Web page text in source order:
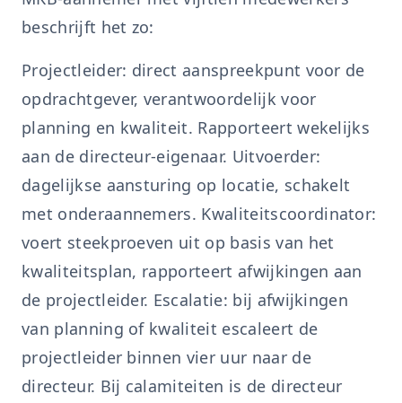
beschrijft het zo:
Projectleider: direct aanspreekpunt voor de
opdrachtgever, verantwoordelijk voor
planning en kwaliteit. Rapporteert wekelijks
aan de directeur-eigenaar. Uitvoerder:
dagelijkse aansturing op locatie, schakelt
met onderaannemers. Kwaliteitscoordinator:
voert steekproeven uit op basis van het
kwaliteitsplan, rapporteert afwijkingen aan
de projectleider. Escalatie: bij afwijkingen
van planning of kwaliteit escaleert de
projectleider binnen vier uur naar de
directeur. Bij calamiteiten is de directeur